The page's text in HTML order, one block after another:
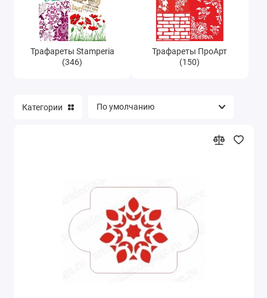
Трафареты Stamperia
(346)
Трафареты ПроАрт
(150)
Категории